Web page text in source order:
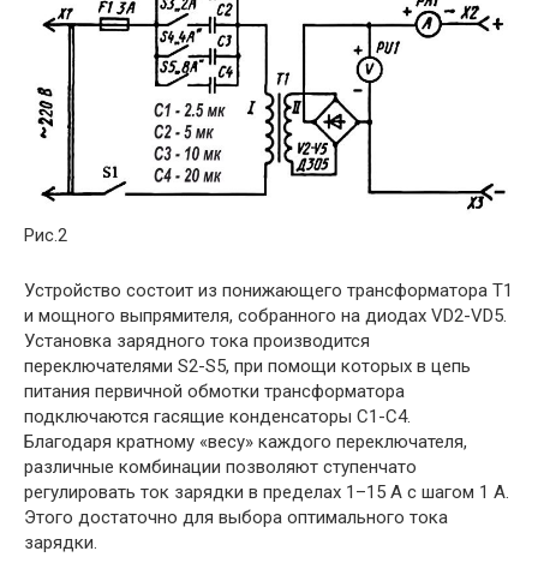
Рис.2
Устройство состоит из понижающего трансформатора Т1
и мощного выпрямителя, собранного на диодах VD2-VD5.
Установка зарядного тока производится
переключателями S2-S5, при помощи которых в цепь
питания первичной обмотки трансформатора
подключаются гасящие конденсаторы C1-C4.
Благодаря кратному «весу» каждого переключателя,
различные комбинации позволяют ступенчато
регулировать ток зарядки в пределах 1–15 А с шагом 1 А.
Этого достаточно для выбора оптимального тока
зарядки.